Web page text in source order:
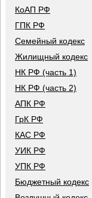
КоАП РФ
ГПК РФ
Семейный кодекс
Жилищный кодекс
НК РФ (часть 1)
НК РФ (часть 2)
АПК РФ
ГрК РФ
КАС РФ
УИК РФ
УПК РФ
Бюджетный кодекс